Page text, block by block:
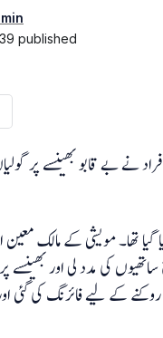
published
نے بے قابو بھینسے پر
ذبح کیا گیا تھا۔ مویشی کے مالک
کی مدد لی اور بھینسے
روکنے کے ‏لیے فائرنگ کی گئی